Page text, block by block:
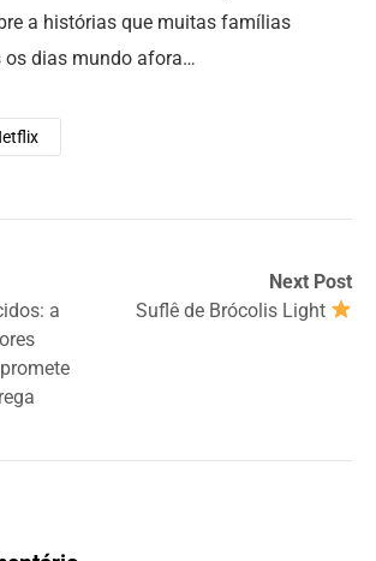
a histórias que muitas famílias
os dias mundo afora…
a
Next Post
Suflê de Brócolis Light